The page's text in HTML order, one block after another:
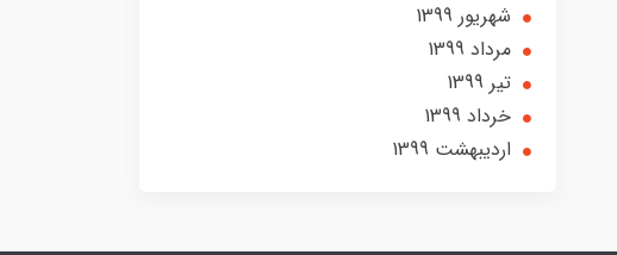
شهریور 1399
مرداد 1399
تير 1399
خرداد 1399
ارديبهشت 1399